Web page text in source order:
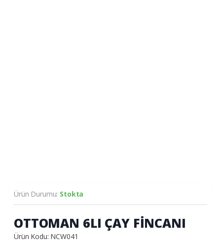
Ürün Durumu: Stokta
OTTOMAN 6LI ÇAY FİNCANI
Ürün Kodu: NCW041